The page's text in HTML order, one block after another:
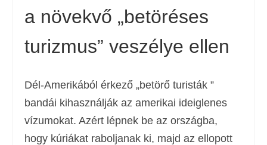
a növekvő „betöréses
turizmus” veszélye ellen
Dél-Amerikából érkező „betörő turisták ”
bandái kihasználják az amerikai ideiglenes
vízumokat. Azért lépnek be az országba,
hogy kúriákat raboljanak ki, majd az ellopott